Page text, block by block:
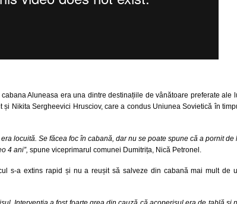
Aluneasa era una dintre destinațiile de vânătoare preferate ale
și Nikita Sergheevici Hrusciov, care a condus Uniunea Sovietică în
locuită. Se făcea foc în cabană, dar nu se poate spune că a pornit de
4 ani”, spune viceprimarul comunei Dumitrița, Nică Petronel.
s-a extins rapid și nu a reușit să salveze din cabană mai mult de